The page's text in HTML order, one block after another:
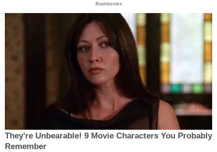
Brainberries
They're Unbearable! 9 Movie Characters You Probably
Remember